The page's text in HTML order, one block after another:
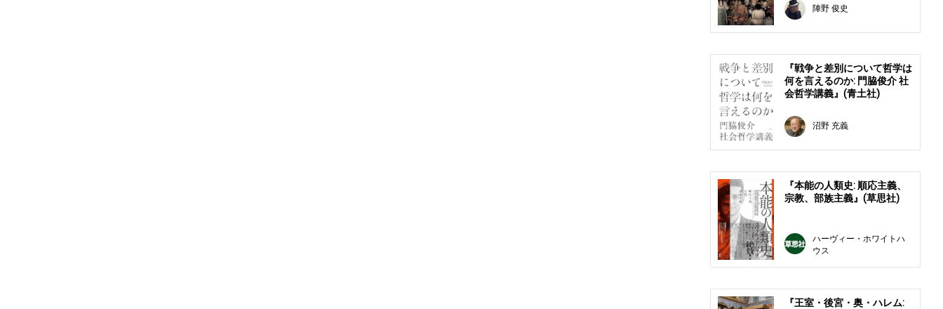
陣野 俊史
『戦争と差別について哲学は
何を言えるのか: 門脇俊介 社
会哲学講義』(青土社)
沼野 充義
『本能の人類史: 順応主義、
宗教、部族主義』(草思社)
ハーヴィー・ホワイトハ
ウス
『王室・後宮・奥・ハレム: